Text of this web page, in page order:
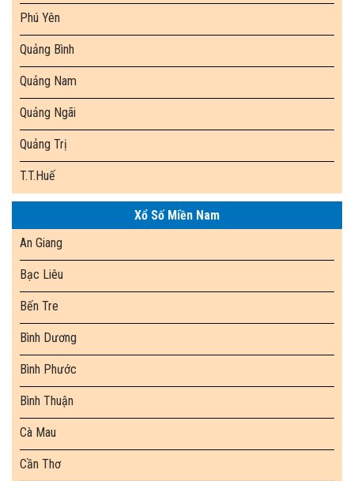
Phú Yên
Quảng Bình
Quảng Nam
Quảng Ngãi
Quảng Trị
T.T.Huế
Xổ Số Miền Nam
An Giang
Bạc Liêu
Bến Tre
Bình Dương
Bình Phước
Bình Thuận
Cà Mau
Cần Thơ